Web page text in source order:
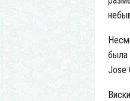
была
Jose